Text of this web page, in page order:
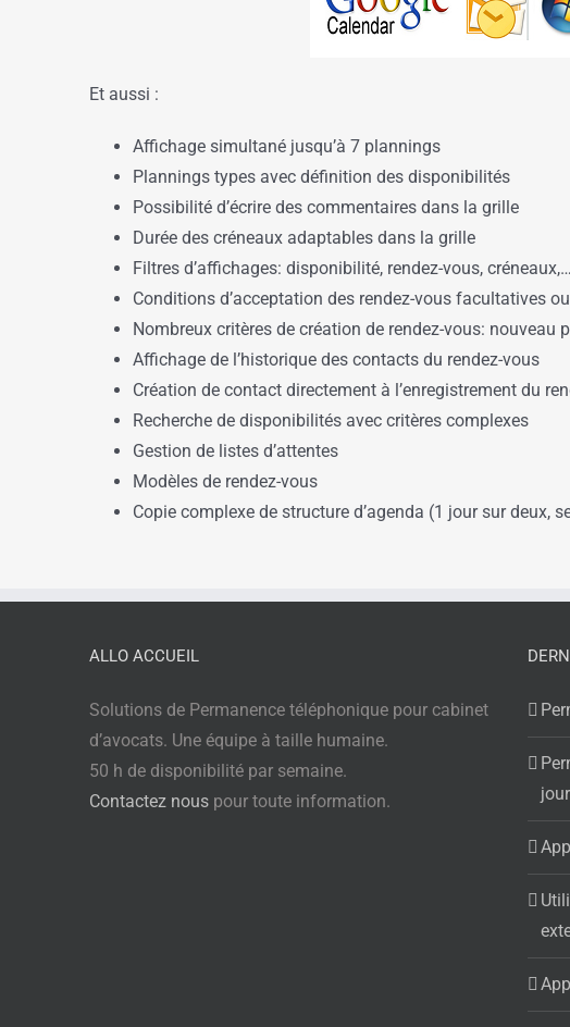
Et aussi :
Affichage simultané jusqu’à 7 plannings
Plannings types avec définition des disponibilités
Possibilité d’écrire des commentaires dans la grille
Durée des créneaux adaptables dans la grille
Filtres d’affichages: disponibilité, rendez-vous, créneaux,…
Conditions d’acceptation des rendez-vous facultatives
Nombreux critères de création de rendez-vous: nouveau
Affichage de l’historique des contacts du rendez-vous
Création de contact directement à l’enregistrement du
Recherche de disponibilités avec critères complexes
Gestion de listes d’attentes
Modèles de rendez-vous
Copie complexe de structure d’agenda (1 jour sur deux,
ALLO ACCUEIL
Solutions de Permanence téléphonique pour cabinet
d’avocats. Une équipe à taille humaine.
50 h de disponibilité par semaine.
Contactez nous pour toute information.